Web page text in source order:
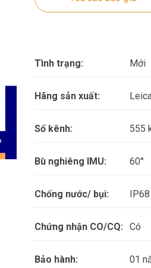
Tình trạng: Mới
Hãng sản xuất:
Số kênh: 555
Bù nghiêng IMU: 60°
Chống nước/ bụi: IP68
Chứng nhận CO/CQ: Có
Bảo hành: 01